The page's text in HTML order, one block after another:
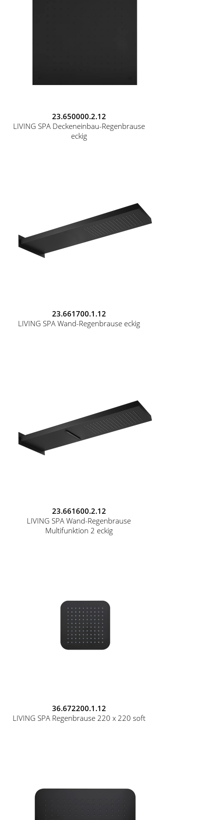
23.650000.2.12
LIVING SPA Deckeneinbau-Regenbrause
eckig
23.661700.1.12
LIVING SPA Wand-Regenbrause eckig
23.661600.2.12
LIVING SPA Wand-Regenbrause
Multifunktion 2 eckig
36.672200.1.12
LIVING SPA Regenbrause 220 x 220 soft